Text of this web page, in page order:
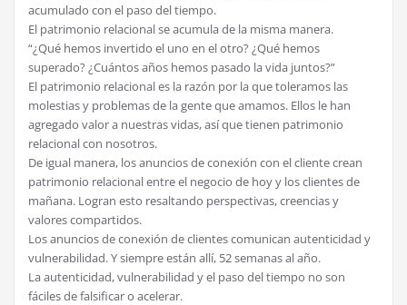
acumulado con el paso del tiempo.
El patrimonio relacional se acumula de la misma manera.
“¿Qué hemos invertido el uno en el otro? ¿Qué hemos
superado? ¿Cuántos años hemos pasado la vida juntos?”
El patrimonio relacional es la razón por la que toleramos las
molestias y problemas de la gente que amamos. Ellos le han
agregado valor a nuestras vidas, así que tienen patrimonio
relacional con nosotros.
De igual manera, los anuncios de conexión con el cliente crean
patrimonio relacional entre el negocio de hoy y los clientes de
mañana. Logran esto resaltando perspectivas, creencias y
valores compartidos.
Los anuncios de conexión de clientes comunican autenticidad y
vulnerabilidad. Y siempre están allí, 52 semanas al año.
La autenticidad, vulnerabilidad y el paso del tiempo no son
fáciles de falsificar o acelerar.